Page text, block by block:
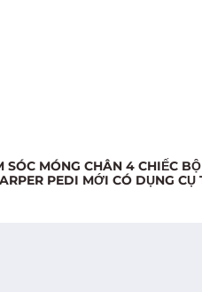
MÓNG CHÂN 4 CHIẾC
PEDI MỚI CÓ DỤNG CỤ